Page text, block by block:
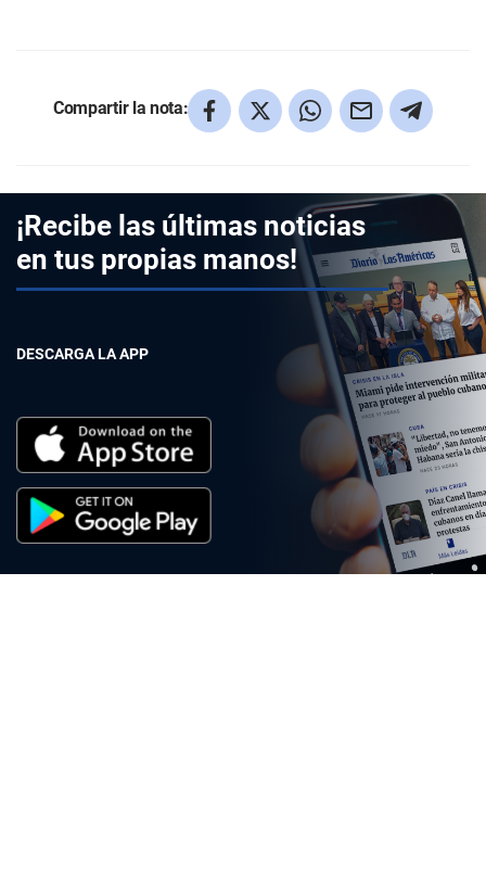
Compartir la nota:
¡Recibe las últimas noticias
en tus propias manos!
DESCARGA LA APP